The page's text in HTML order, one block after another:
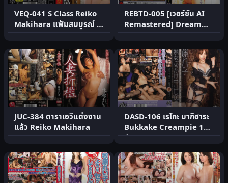
VEQ-041 S Class Reiko
Makihara แฟ้มสมบูรณ์ 4
ชม.
REBTD-005 [เวอร์ชัน AI
Remastered] Dream
Shower 5 Reiko
Makihara
JUC-384 ดาราเอวีแต่งงาน
แล้ว Reiko Makihara
DASD-106 เรโกะ มากิฮาระ
Bukkake Creampie 100
นัด